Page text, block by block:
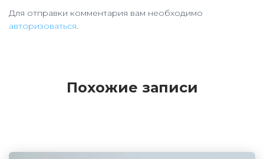
Для отправки комментария вам необходимо
авторизоваться.
Похожие записи